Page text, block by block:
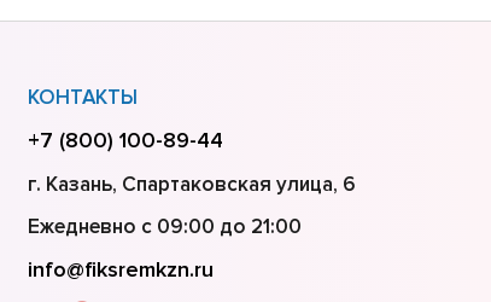
КОНТАКТЫ
+7 (800) 100-89-44
г. Казань, Спартаковская улица, 6
Ежедневно с 09:00 до 21:00
info@fiksremkzn.ru